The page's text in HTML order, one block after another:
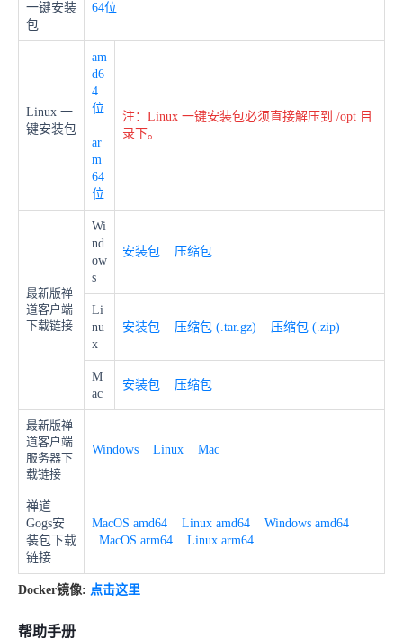
一键安装
包
64位
Linux 一
键安装包
am
d6
4
位
ar
m
64
位
注：Linux 一键安装包必须直接解压到 /opt 目
录下。
最新版禅
道客户端
下载链接
Wi
nd
ow
s
安装包 压缩包
Li
nu
x
安装包 压缩包 (.tar.gz) 压缩包 (.zip)
M
ac
安装包 压缩包
最新版禅
道客户端
服务器下
载链接
Windows Linux Mac
禅道
Gogs安
装包下载
链接
MacOS amd64 Linux amd64
Windows amd64
MacOS arm64
Linux arm64
Docker镜像: 点击这里
帮助手册